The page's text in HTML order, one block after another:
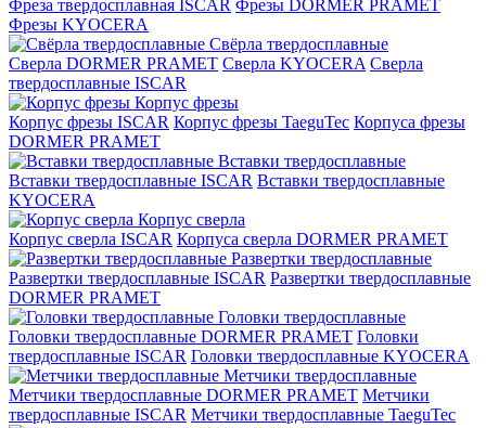
Фреза твердосплавная ISCAR Фрезы DORMER PRAMET
Фрезы KYOCERA
Свёрла твердосплавные
Сверла DORMER PRAMET Сверла KYOCERA Сверла
твердосплавные ISCAR
Корпус фрезы
Корпус фрезы ISCAR Корпус фрезы TaeguTec Корпуса фрезы
DORMER PRAMET
Вставки твердосплавные
Вставки твердосплавные ISCAR Вставки твердосплавные
KYOCERA
Корпус сверла
Корпус сверла ISCAR Корпуса сверла DORMER PRAMET
Развертки твердосплавные
Развертки твердосплавные ISCAR Развертки твердосплавные
DORMER PRAMET
Головки твердосплавные
Головки твердосплавные DORMER PRAMET Головки
твердосплавные ISCAR Головки твердосплавные KYOCERA
Метчики твердосплавные
Метчики твердосплавные DORMER PRAMET Метчики
твердосплавные ISCAR Метчики твердосплавные TaeguTec